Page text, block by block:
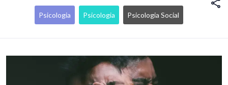
Psicologia Psicologia Psicologia Social